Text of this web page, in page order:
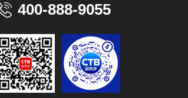
400-888-9055